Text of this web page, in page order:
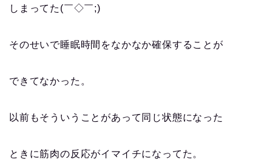
しまってた(￣◇￣;)
そのせいで睡眠時間をなかなか確保することが
できてなかった。
以前もそういうことがあって同じ状態になった
ときに筋肉の反応がイマイチになってた。